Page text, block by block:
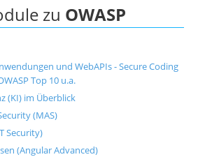
zu OWASP
und WebAPIs - Secure Coding
Top 10 u.a.
(KI) im Überblick
(MAS)
Security)
(Angular Advanced)